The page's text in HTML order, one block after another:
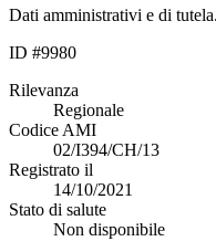
Dati amministrativi e di tutela.
ID #9980
Rilevanza
Regionale
Codice AMI
02/I394/CH/13
Registrato il
14/10/2021
Stato di salute
Non disponibile